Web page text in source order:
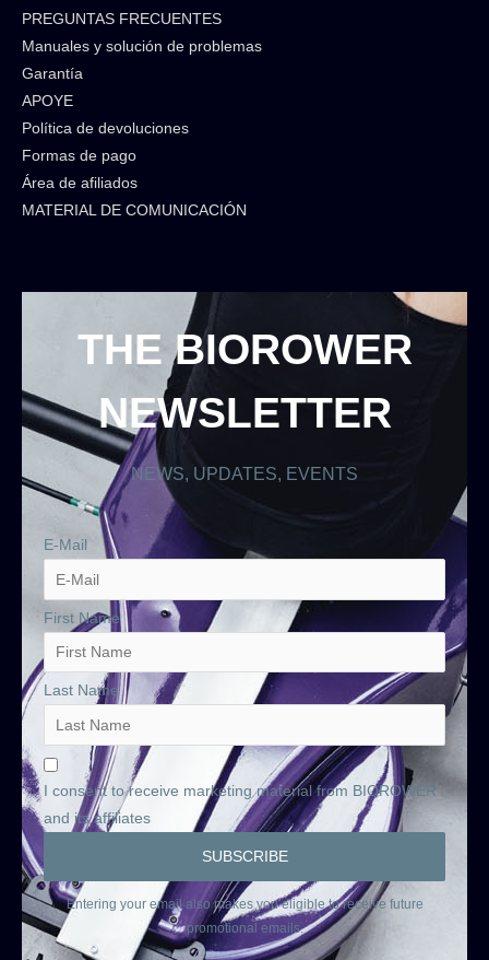
PREGUNTAS FRECUENTES
Manuales y solución de problemas
Garantía
APOYE
Política de devoluciones
Formas de pago
Área de afiliados
MATERIAL DE COMUNICACIÓN
THE BIOROWER
NEWSLETTER
NEWS, UPDATES, EVENTS
E-Mail
First Name
Last Name
I consent to receive marketing material from BIOROWER
and its affiliates
Entering your email also makes you eligible to receive future
promotional emails.